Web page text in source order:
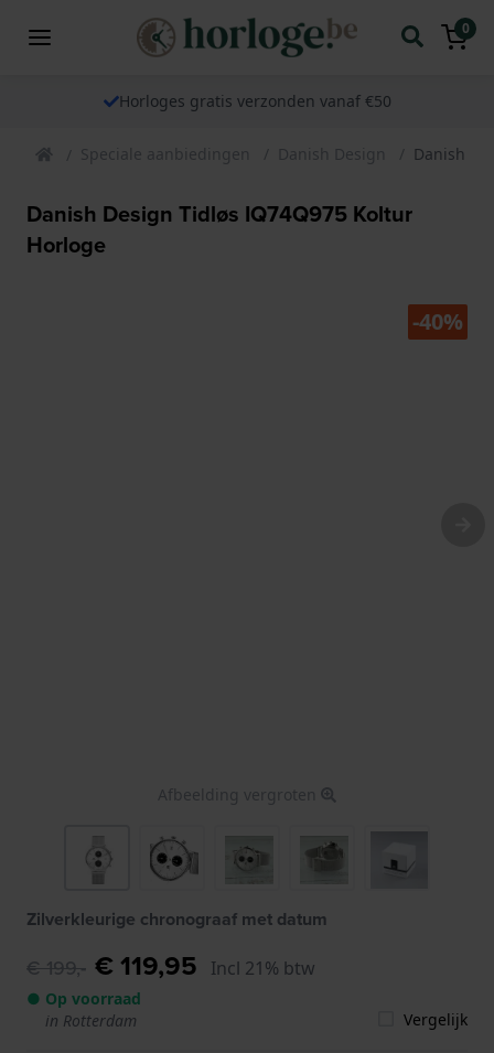
0
Horloges gratis verzonden vanaf €50
Speciale aanbiedingen Danish Design Danish
Danish Design Tidløs IQ74Q975 Koltur
Horloge
-40%
Afbeelding vergroten
Zilverkleurige chronograaf met datum
€ 199,- € 119,95 Incl 21% btw
● Op voorraad
in Rotterdam
Vergelijk